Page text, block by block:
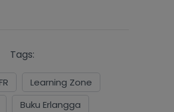
Tags:
Learning Zone
Buku Erlangga